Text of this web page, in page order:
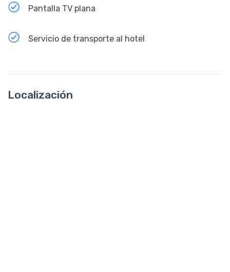
Pantalla TV plana
Servicio de transporte al hotel
Localización